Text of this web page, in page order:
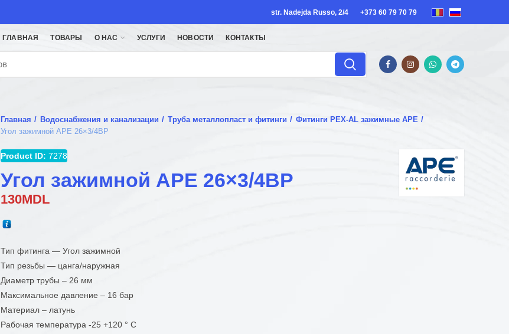
str. Nadejda Russo, 2/4 +373 60 79 70 79
ГЛАВНАЯ ТОВАРЫ О НАС УСЛУГИ НОВОСТИ КОНТАКТЫ
Главная Водоснабжения и канализации Труба металлопласт и фитинги
Фитинги PEX-AL зажимные APE
Угол зажимной APE 26×3/4ВР
Product ID: 7278
Угол зажимной APE 26×3/4ВР
130MDL
Тип фитинга — Угол зажимной
Тип резьбы — цанга/наружная
Диаметр трубы – 26 мм
Максимальное давление – 16 бар
Материал – латунь
Рабочая температура -25 +120 ° С